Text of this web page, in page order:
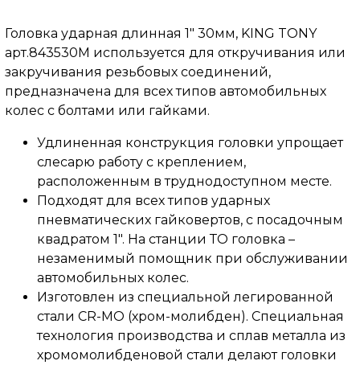
Головка ударная длинная 1" 30мм, KING TONY
арт.843530M используется для откручивания или
закручивания резьбовых соединений,
предназначена для всех типов автомобильных
колес с болтами или гайками.
Удлиненная конструкция головки упрощает
слесарю работу с креплением,
расположенным в труднодоступном месте.
Подходят для всех типов ударных
пневматических гайковертов, с посадочным
квадратом 1". На станции ТО головка –
незаменимый помощник при обслуживании
автомобильных колес.
Изготовлен из специальной легированной
стали CR-MO (хром-молибден). Специальная
технология производства и сплав металла из
хромомолибденовой стали делают головки